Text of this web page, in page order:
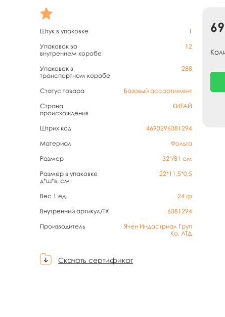
Штук в упаковке
1
Упаковок во
внутреннем коробе
12
Упаковок в
транспортном коробе
288
Статус товара
Базовый ассортимент
Страна
происхождения
КИТАЙ
Штрих код
4690296081294
Материал
Фольга
Размер
32''/81 см
Размер в упаковке
д*ш*в, см
22*11,5*0,5
Вес 1 ед. 24 гр
Внутренний артикул/TX
6081294
Производитель
Ячен Индастриал Груп
Ко, ЛТД
Скачать сертификат